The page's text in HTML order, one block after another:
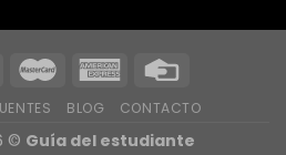
BLOG CONTACTO
© Guía del estudiante